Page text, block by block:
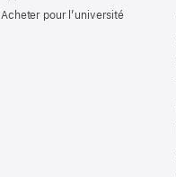
Acheter pour l’université